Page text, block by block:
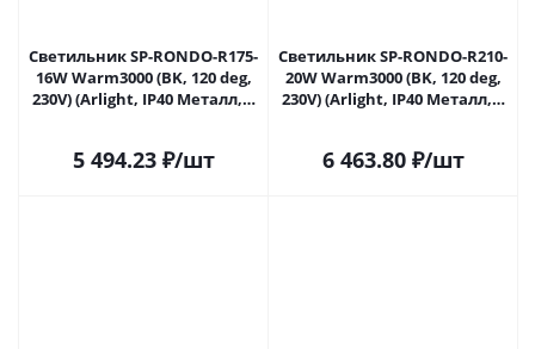
Светильник SP-RONDO-R175-
16W Warm3000 (BK, 120 deg,
230V) (Arlight, IP40 Металл, 3
5 494.23₽/шт
Светильник SP-RONDO-R210-
20W Warm3000 (BK, 120 deg,
230V) (Arlight, IP40 Металл, 3
6 463.80₽/шт